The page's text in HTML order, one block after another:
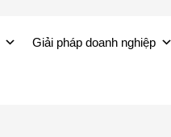
Giải pháp doanh nghiệp